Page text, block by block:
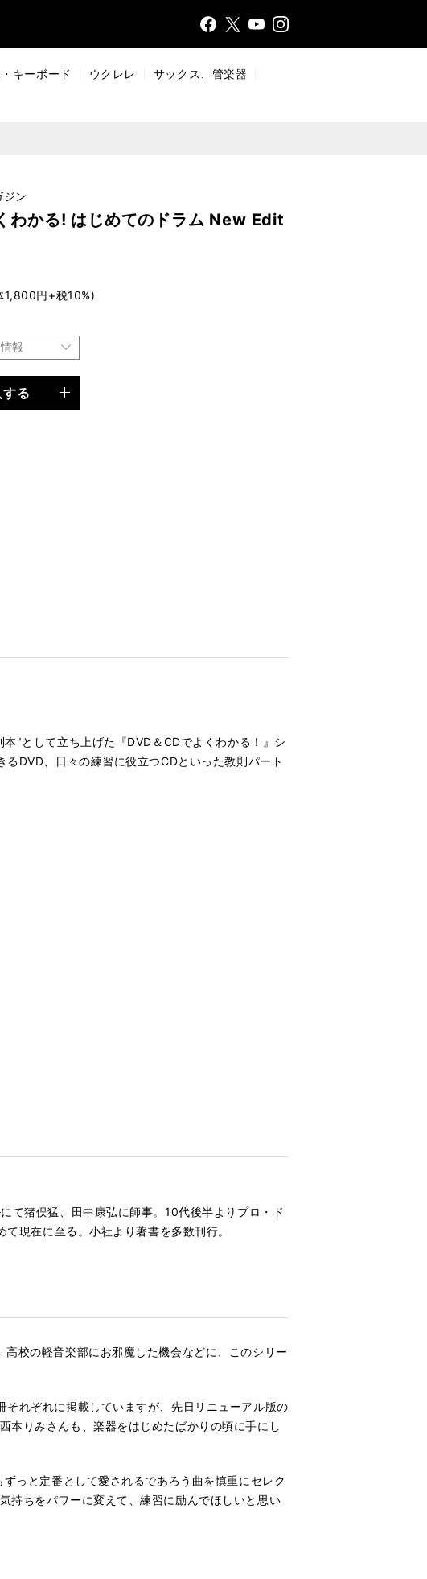
FaceX
YouTInsta
キーボード ウクレレ
サックス、管楽器
ジン
わかる! はじめてのドラム New Edit
円+税10%)
報
る
"として立ち上げた『DVD＆CDでよくわかる！』シ
DVD、日々の練習に役立つCDといった教則パート
て猪俣猛、田中康弘に師事。10代後半よりプロ・ド
現在に至る。小社より著書を多数刊行。
校の軽音楽部にお邪魔した機会などに、このシリー
れぞれに掲載していますが、先日リニューアル版の
本りみさんも、楽器をはじめたばかりの頃に手にし
っと定番として愛されるであろう曲を慎重にセレク
持ちをパワーに変えて、練習に励んでほしいと思い